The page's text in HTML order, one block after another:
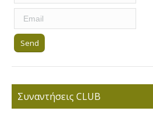
Συναντήσεις CLUB